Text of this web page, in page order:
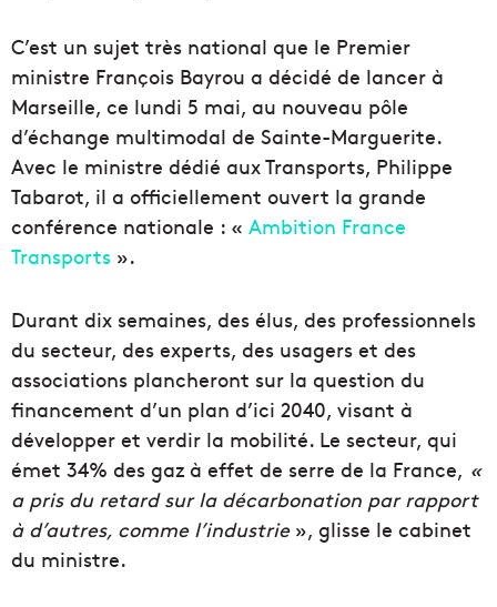
C’est un sujet très national que le Premier
ministre François Bayrou a décidé de lancer à
Marseille, ce lundi 5 mai, au nouveau pôle
d’échange multimodal de Sainte-Marguerite.
Avec le ministre dédié aux Transports, Philippe
Tabarot, il a officiellement ouvert la grande
conférence nationale : « Ambition France
Transports ».
Durant dix semaines, des élus, des professionnels
du secteur, des experts, des usagers et des
associations plancheront sur la question du
financement d’un plan d’ici 2040, visant à
développer et verdir la mobilité. Le secteur, qui
émet 34% des gaz à effet de serre de la France, «
a pris du retard sur la décarbonation par rapport
à d’autres, comme l’industrie», glisse le cabinet
du ministre.